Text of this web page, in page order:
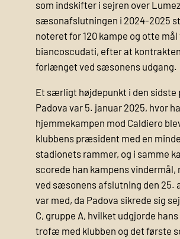
som indskifter i sejren over
sæsonafslutningen i 2024-2025
noteret for 120 kampe og otte mål
biancoscudati, efter at
forlænget ved sæsonens udgang.
Et særligt højdepunkt i den sidste
Padova var 5. januar 2025, hvor
hjemmekampen mod Caldiero
klubbens præsident med en
stadionets rammer, og i samme
scorede han kampens vindermål,
ved sæsonens afslutning den 25.
var med, da Padova sikrede sig
C, gruppe A, hvilket udgjorde
trofæ med klubben og det første